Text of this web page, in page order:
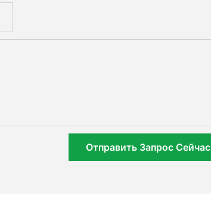
Отправить Запрос Сейчас